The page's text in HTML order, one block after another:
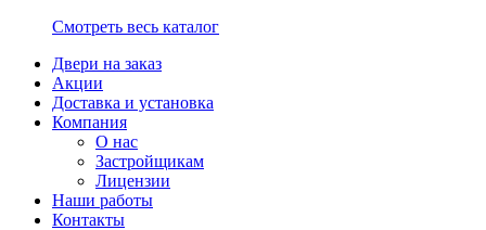
Смотреть весь каталог
Двери на заказ
Акции
Доставка и установка
Компания
О нас
Застройщикам
Лицензии
Наши работы
Контакты